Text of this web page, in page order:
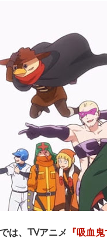
は、TVアニメ 『吸血